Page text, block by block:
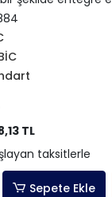
TL
taksitlerle
Sepete Ekle